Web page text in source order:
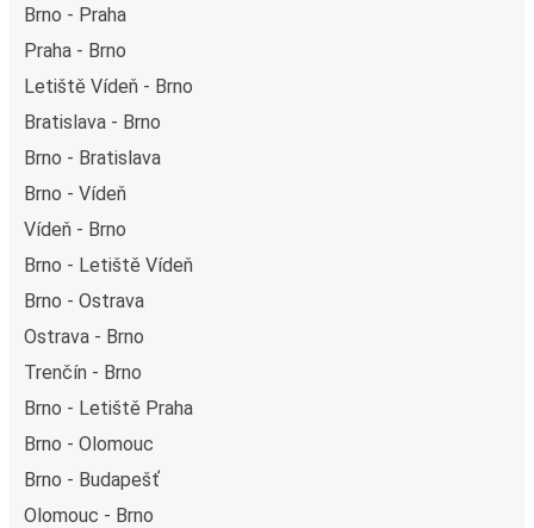
Brno - Praha
Praha - Brno
Letiště Vídeň - Brno
Bratislava - Brno
Brno - Bratislava
Brno - Vídeň
Vídeň - Brno
Brno - Letiště Vídeň
Brno - Ostrava
Ostrava - Brno
Trenčín - Brno
Brno - Letiště Praha
Brno - Olomouc
Brno - Budapešť
Olomouc - Brno